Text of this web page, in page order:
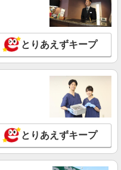
とりあえずキープ
とりあえずキープ